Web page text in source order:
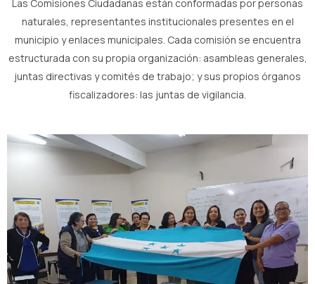
Las Comisiones Ciudadanas están conformadas por personas
naturales, representantes institucionales presentes en el
municipio y enlaces municipales. Cada comisión se encuentra
estructurada con su propia organización: asambleas generales,
juntas directivas y comités de trabajo; y sus propios órganos
fiscalizadores: las juntas de vigilancia.